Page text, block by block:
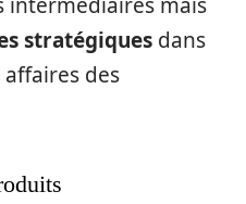
stratégiques dans
des